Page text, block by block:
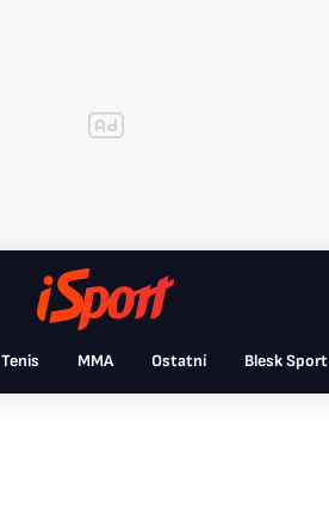
Tenis MMA Ostatní Blesk Sport